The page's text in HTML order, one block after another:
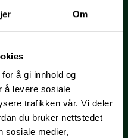
Om
å gi innhold og
å levere sosiale
trafikken vår. Vi deler
du bruker nettstedet
sosiale medier,
- rimelig
på